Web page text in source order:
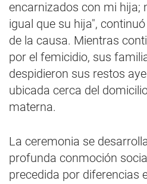
encarnizados con mi hija;
igual que su hija",
de la causa. Mientras
por el femicidio, sus
despidieron sus restos
ubicada cerca del
materna.
La ceremonia se
profunda conmoción
precedida por diferencias